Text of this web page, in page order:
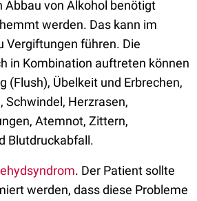
Abbau von Alkohol benötigt
werden. Das kann im
Vergiftungen führen. Die
in Kombination auftreten können
(Flush), Übelkeit und Erbrechen,
Schwindel, Herzrasen,
Atemnot, Zittern,
Blutdruckabfall.
. Der Patient sollte
werden, dass diese Probleme